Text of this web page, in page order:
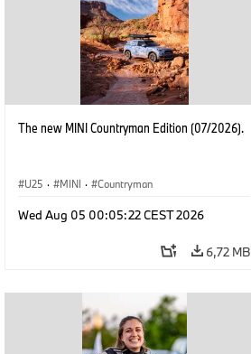
The new MINI Countryman Edition (07/2026).
U25 · MINI · Countryman
Wed Aug 05 00:05:22 CEST 2026
6,72 MB